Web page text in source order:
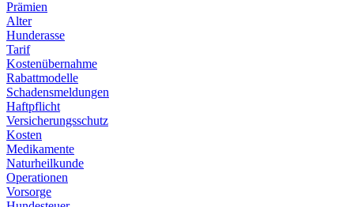
Prämien
Alter
Hunderasse
Tarif
Kostenübernahme
Rabattmodelle
Schadensmeldungen
Haftpflicht
Versicherungsschutz
Kosten
Medikamente
Naturheilkunde
Operationen
Vorsorge